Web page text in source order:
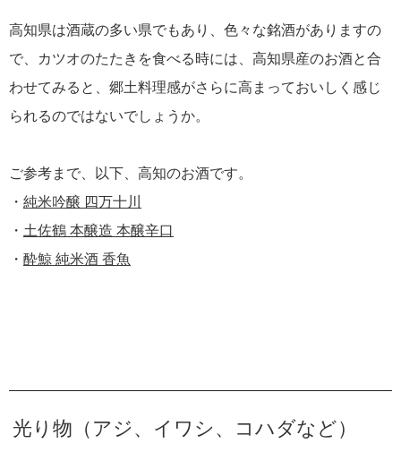
高知県は酒蔵の多い県でもあり、色々な銘酒がありますの
で、カツオのたたきを食べる時には、高知県産のお酒と合
わせてみると、郷土料理感がさらに高まっておいしく感じ
られるのではないでしょうか。
ご参考まで、以下、高知のお酒です。
・ 純米吟醸 四万十川
・ 土佐鶴 本醸造 本醸辛口
・ 酔鯨 純米酒 香魚
光り物（アジ、イワシ、コハダなど）